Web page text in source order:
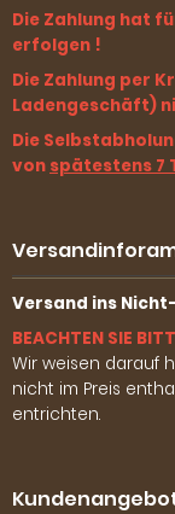
Die Zahlung hat
erfolgen !
Die Zahlung per
Ladengeschäft)
Die
von spätestens 7
Versand ins
BEACHTEN SIE
Wir weisen darauf
nicht im Preis
entrichten.